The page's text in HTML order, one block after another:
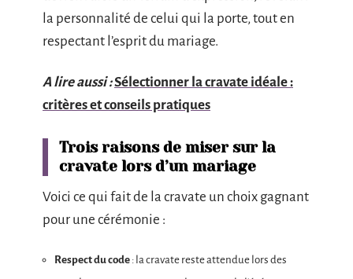
la personnalité de celui qui la porte, tout en
respectant l’esprit du mariage.
A lire aussi :Sélectionner la cravate idéale :
critères et conseils pratiques
Trois raisons de miser sur la
cravate lors d’un mariage
Voici ce qui fait de la cravate un choix gagnant
pour une cérémonie :
Respect du code : la cravate reste attendue lors des